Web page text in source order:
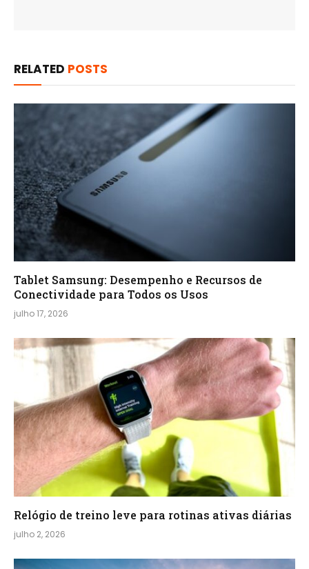
RELATED POSTS
Tablet Samsung: Desempenho e Recursos de
Conectividade para Todos os Usos
julho 17, 2026
Relógio de treino​ leve para rotinas ativas diárias
julho 2, 2026